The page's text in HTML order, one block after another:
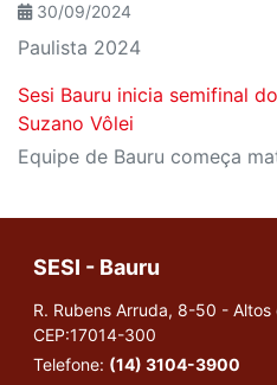
30/09/2024
Paulista 2024
Sesi Bauru inicia semifinal
Suzano Vôlei
SESI - Bauru
R. Rubens Arruda, 8-50 -
CEP:17014-300
Telefone: (14) 3104-3900